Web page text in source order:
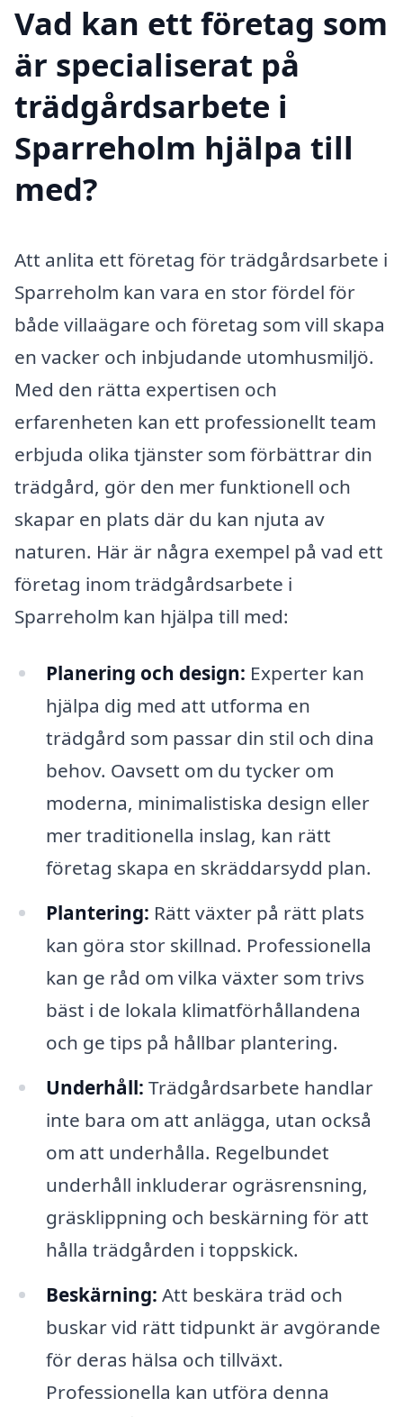
Vad kan ett företag som
är specialiserat på
trädgårdsarbete i
Sparreholm hjälpa till
med?
Att anlita ett företag för trädgårdsarbete i
Sparreholm kan vara en stor fördel för
både villaägare och företag som vill skapa
en vacker och inbjudande utomhusmiljö.
Med den rätta expertisen och
erfarenheten kan ett professionellt team
erbjuda olika tjänster som förbättrar din
trädgård, gör den mer funktionell och
skapar en plats där du kan njuta av
naturen. Här är några exempel på vad ett
företag inom trädgårdsarbete i
Sparreholm kan hjälpa till med:
Planering och design: Experter kan
hjälpa dig med att utforma en
trädgård som passar din stil och dina
behov. Oavsett om du tycker om
moderna, minimalistiska design eller
mer traditionella inslag, kan rätt
företag skapa en skräddarsydd plan.
Plantering: Rätt växter på rätt plats
kan göra stor skillnad. Professionella
kan ge råd om vilka växter som trivs
bäst i de lokala klimatförhållandena
och ge tips på hållbar plantering.
Underhåll: Trädgårdsarbete handlar
inte bara om att anlägga, utan också
om att underhålla. Regelbundet
underhåll inkluderar ogräsrensning,
gräsklippning och beskärning för att
hålla trädgården i toppskick.
Beskärning: Att beskära träd och
buskar vid rätt tidpunkt är avgörande
för deras hälsa och tillväxt.
Professionella kan utföra denna